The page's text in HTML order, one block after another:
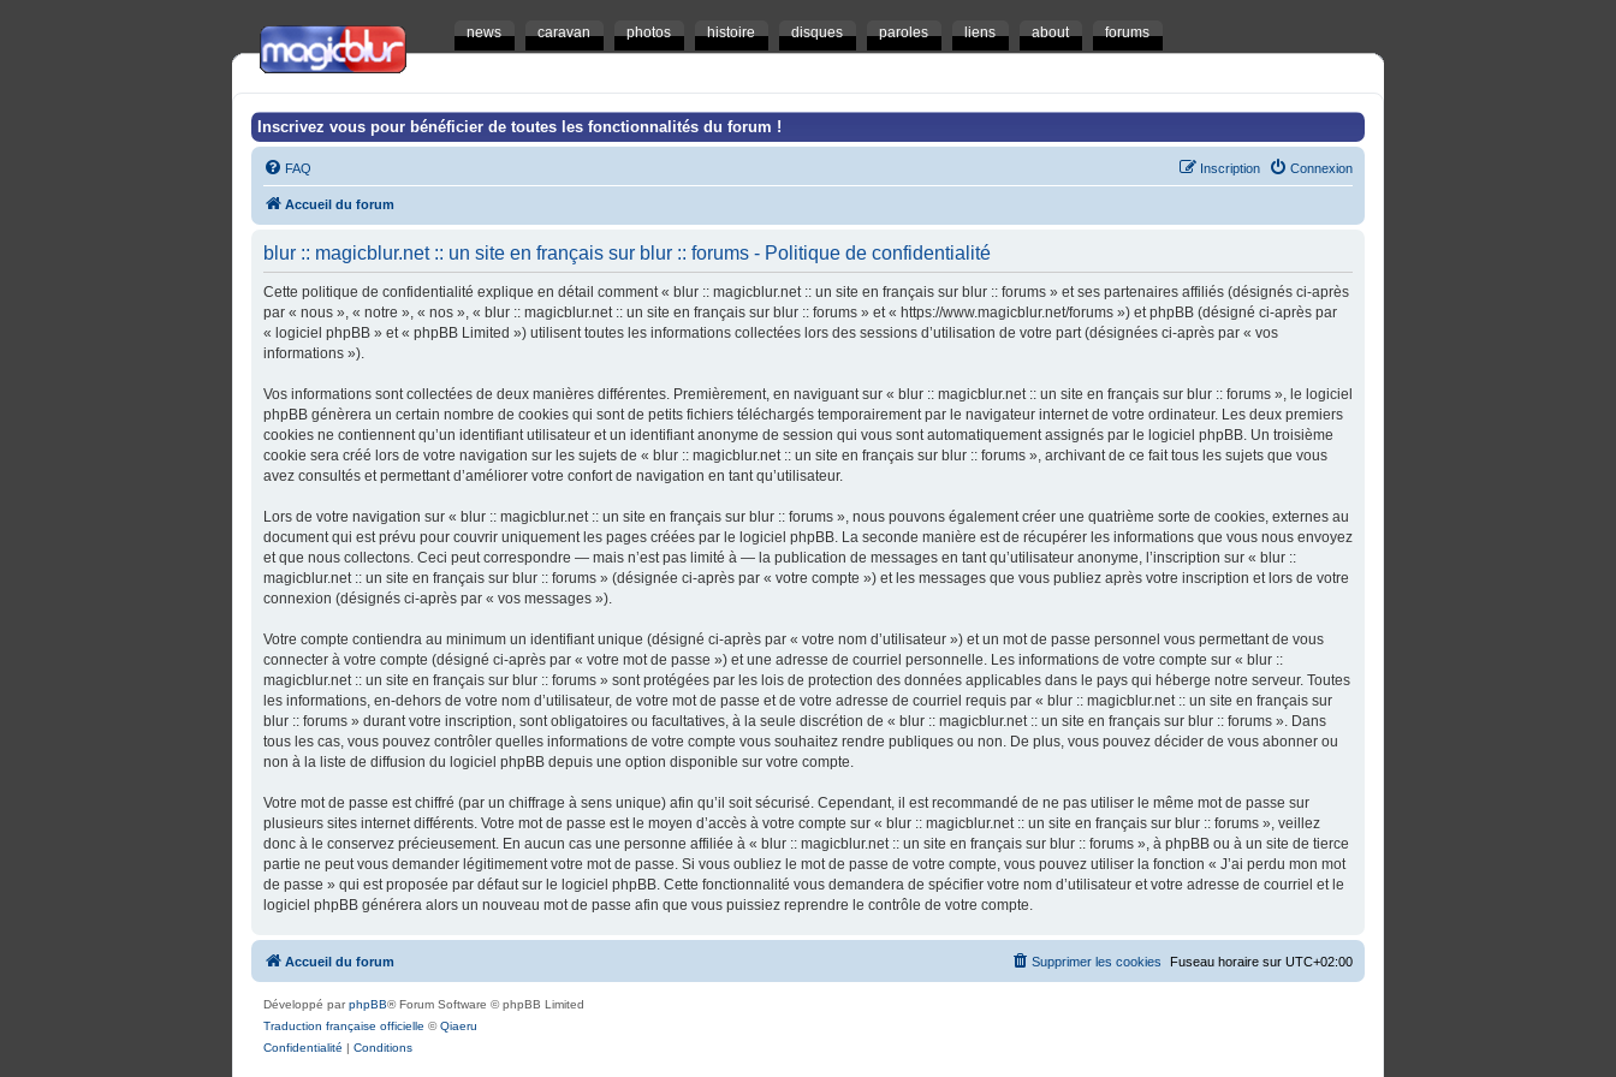
news caravan photos histoire disques paroles liens about forums
Inscrivez vous pour bénéficier de toutes les fonctionnalités du forum !
FAQ Connexion
Inscription
Accueil du forum
blur :: magicblur.net :: un site en français sur blur :: forums - Politique de confidentialité
Cette politique de confidentialité explique en détail comment « blur :: magicblur.net :: un site en français sur blur :: forums » et ses partenaires affiliés (désignés ci-après
par « nous », « notre », « nos », « blur :: magicblur.net :: un site en français sur blur :: forums » et « https://www.magicblur.net/forums ») et phpBB (désigné ci-après par
« logiciel phpBB » et « phpBB Limited ») utilisent toutes les informations collectées lors des sessions d’utilisation de votre part (désignées ci-après par « vos
informations »).
Vos informations sont collectées de deux manières différentes. Premièrement, en naviguant sur « blur :: magicblur.net :: un site en français sur blur :: forums », le logiciel
phpBB génèrera un certain nombre de cookies qui sont de petits fichiers téléchargés temporairement par le navigateur internet de votre ordinateur. Les deux premiers
cookies ne contiennent qu’un identifiant utilisateur et un identifiant anonyme de session qui vous sont automatiquement assignés par le logiciel phpBB. Un troisième
cookie sera créé lors de votre navigation sur les sujets de « blur :: magicblur.net :: un site en français sur blur :: forums », archivant de ce fait tous les sujets que vous
avez consultés et permettant d’améliorer votre confort de navigation en tant qu’utilisateur.
Lors de votre navigation sur « blur :: magicblur.net :: un site en français sur blur :: forums », nous pouvons également créer une quatrième sorte de cookies, externes au
document qui est prévu pour couvrir uniquement les pages créées par le logiciel phpBB. La seconde manière est de récupérer les informations que vous nous envoyez
et que nous collectons. Ceci peut correspondre — mais n’est pas limité à — la publication de messages en tant qu’utilisateur anonyme, l’inscription sur « blur ::
magicblur.net :: un site en français sur blur :: forums » (désignée ci-après par « votre compte ») et les messages que vous publiez après votre inscription et lors de votre
connexion (désignés ci-après par « vos messages »).
Votre compte contiendra au minimum un identifiant unique (désigné ci-après par « votre nom d’utilisateur ») et un mot de passe personnel vous permettant de vous
connecter à votre compte (désigné ci-après par « votre mot de passe ») et une adresse de courriel personnelle. Les informations de votre compte sur « blur ::
magicblur.net :: un site en français sur blur :: forums » sont protégées par les lois de protection des données applicables dans le pays qui héberge notre serveur. Toutes
les informations, en-dehors de votre nom d’utilisateur, de votre mot de passe et de votre adresse de courriel requis par « blur :: magicblur.net :: un site en français sur
blur :: forums » durant votre inscription, sont obligatoires ou facultatives, à la seule discrétion de « blur :: magicblur.net :: un site en français sur blur :: forums ». Dans
tous les cas, vous pouvez contrôler quelles informations de votre compte vous souhaitez rendre publiques ou non. De plus, vous pouvez décider de vous abonner ou
non à la liste de diffusion du logiciel phpBB depuis une option disponible sur votre compte.
Votre mot de passe est chiffré (par un chiffrage à sens unique) afin qu’il soit sécurisé. Cependant, il est recommandé de ne pas utiliser le même mot de passe sur
plusieurs sites internet différents. Votre mot de passe est le moyen d’accès à votre compte sur « blur :: magicblur.net :: un site en français sur blur :: forums », veillez
donc à le conservez précieusement. En aucun cas une personne affiliée à « blur :: magicblur.net :: un site en français sur blur :: forums », à phpBB ou à un site de tierce
partie ne peut vous demander légitimement votre mot de passe. Si vous oubliez le mot de passe de votre compte, vous pouvez utiliser la fonction « J’ai perdu mon mot
de passe » qui est proposée par défaut sur le logiciel phpBB. Cette fonctionnalité vous demandera de spécifier votre nom d’utilisateur et votre adresse de courriel et le
logiciel phpBB générera alors un nouveau mot de passe afin que vous puissiez reprendre le contrôle de votre compte.
Accueil du forum Fuseau horaire sur UTC+02:00
Supprimer les cookies
Développé parphpBB® Forum Software © phpBB Limited
Traduction française officielle ©Qiaeru
Confidentialité | Conditions